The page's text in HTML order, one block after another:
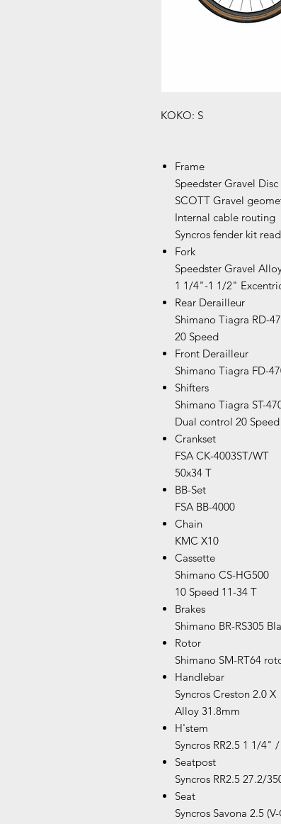
KOKO: S
Frame
Speedster Gravel
SCOTT Gravel
Internal cable routing
Syncros fender kit
Fork
Speedster Gravel
1 1/4"-1 1/2"
Rear Derailleur
Shimano Tiagra RD-
20 Speed
Front Derailleur
Shimano Tiagra FD-
Shifters
Shimano Tiagra ST-
Dual control 20 Speed
Crankset
FSA CK-4003ST/WT
50x34 T
BB-Set
FSA BB-4000
Chain
KMC X10
Cassette
Shimano CS-HG500
10 Speed 11-34 T
Brakes
Shimano BR-RS305
Rotor
Shimano SM-RT64
Handlebar
Syncros Creston 2.0 X
Alloy 31.8mm
H'stem
Syncros RR2.5 1 1/4"
Seatpost
Syncros RR2.5 27.2/
Seat
Syncros Savona 2.5